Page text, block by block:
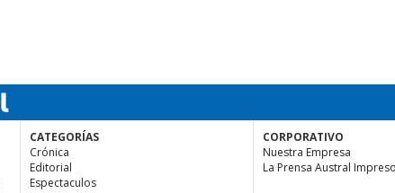
CATEGORÍAS
Crónica
Editorial
Espectaculos
CORPORATIVO
Nuestra Empresa
La Prensa Austral